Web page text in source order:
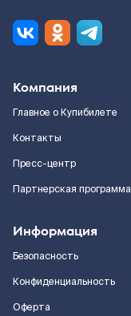
Компания
Главное о Купибилете
Контакты
Пресс-центр
Партнерская программа
Информация
Безопасность
Конфиденциальность
Оферта